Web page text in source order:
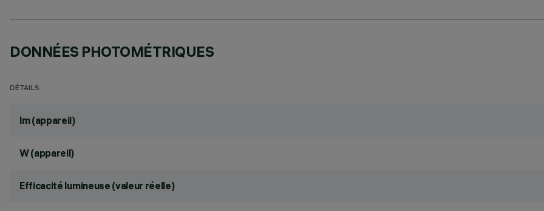
DONNÉES PHOTOMÉTRIQUES
DÉTAILS
lm (appareil)
W (appareil)
Efficacité lumineuse (valeur réelle)